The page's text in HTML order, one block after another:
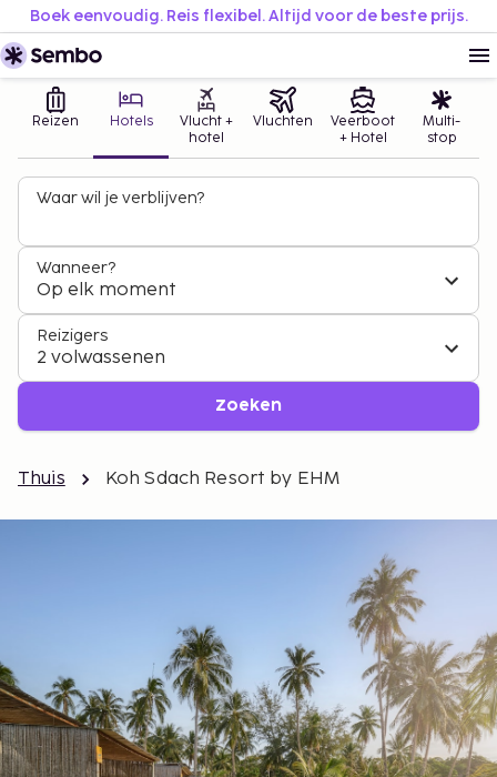
Boek eenvoudig. Reis flexibel. Altijd voor de beste prijs.
Reizen Hotels
Vlucht +
hotel
Vluchten
Veerboot
+ Hotel
Multi-
stop
Waar wil je verblijven?
Wanneer?
Op elk moment
Reizigers
2 volwassenen
Zoeken
Thuis Koh Sdach Resort by EHM